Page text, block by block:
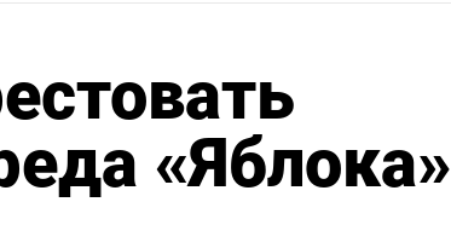
«Яблока»